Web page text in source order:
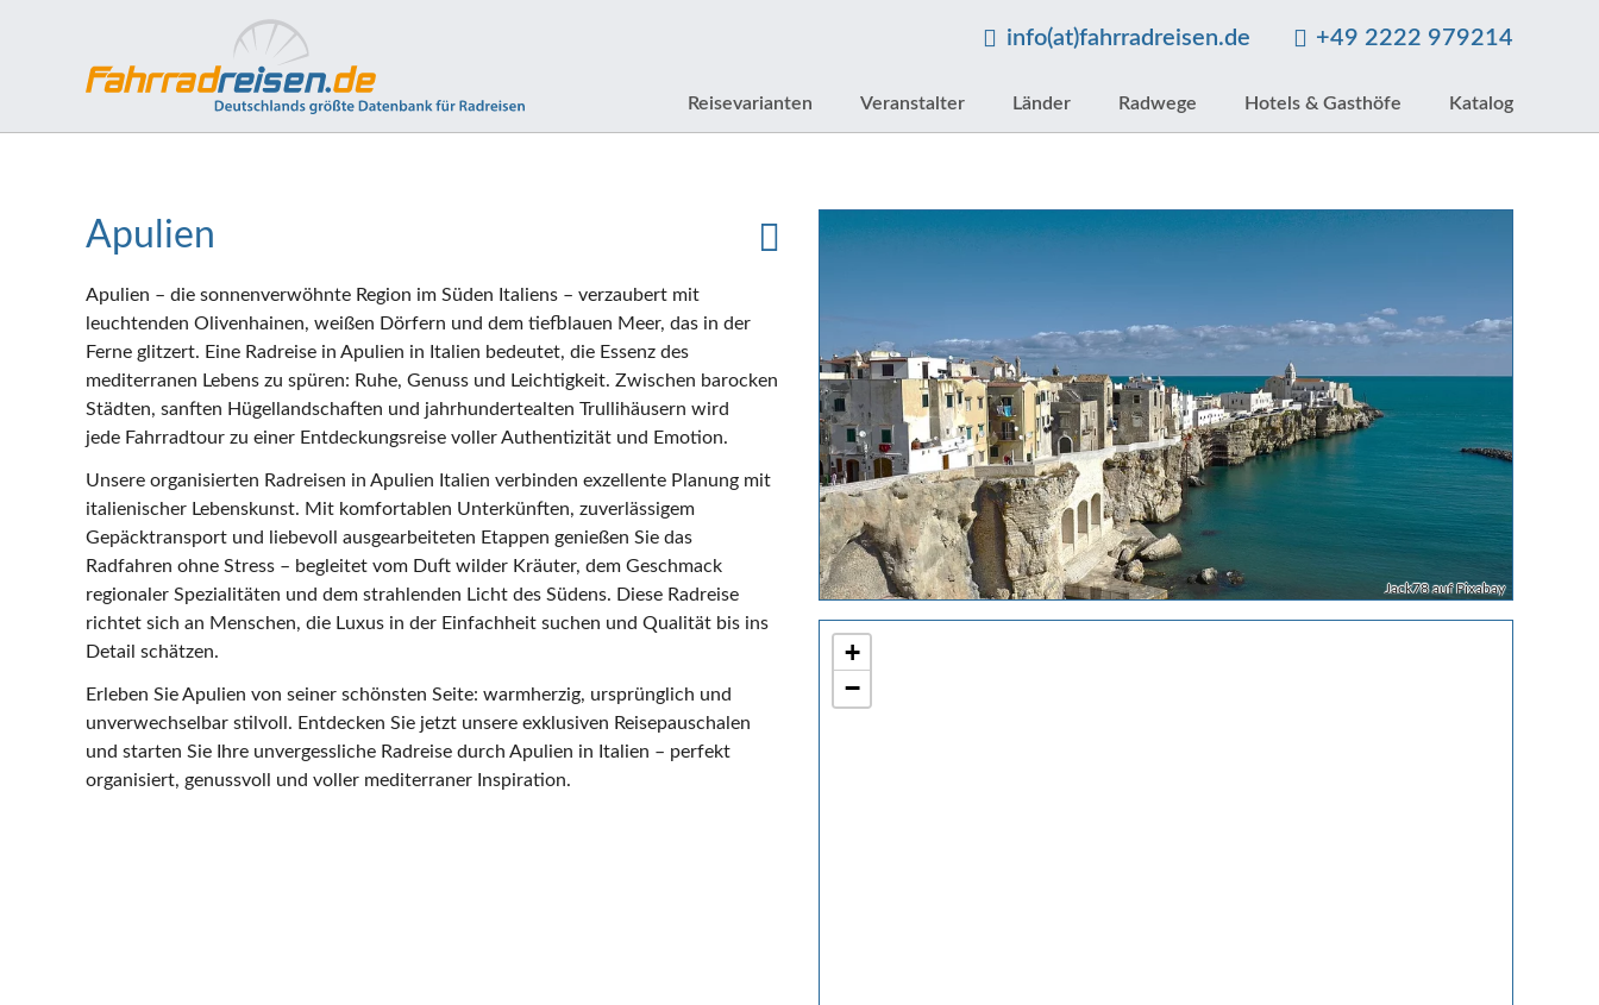
info(at)fahrradreisen.de +49 2222 979214
Reisevarianten Veranstalter Länder Radwege Hotels & Gasthöfe Katalog
Jack78 auf Pixabay
+
−
Apulien
Apulien – die sonnenverwöhnte Region im Süden Italiens – verzaubert mit
leuchtenden Olivenhainen, weißen Dörfern und dem tiefblauen Meer, das in der
Ferne glitzert. Eine Radreise in Apulien in Italien bedeutet, die Essenz des
mediterranen Lebens zu spüren: Ruhe, Genuss und Leichtigkeit. Zwischen barocken
Städten, sanften Hügellandschaften und jahrhundertealten Trullihäusern wird
jede Fahrradtour zu einer Entdeckungsreise voller Authentizität und Emotion.
Unsere organisierten Radreisen in Apulien Italien verbinden exzellente Planung mit
italienischer Lebenskunst. Mit komfortablen Unterkünften, zuverlässigem
Gepäcktransport und liebevoll ausgearbeiteten Etappen genießen Sie das
Radfahren ohne Stress – begleitet vom Duft wilder Kräuter, dem Geschmack
regionaler Spezialitäten und dem strahlenden Licht des Südens. Diese Radreise
richtet sich an Menschen, die Luxus in der Einfachheit suchen und Qualität bis ins
Detail schätzen.
Erleben Sie Apulien von seiner schönsten Seite: warmherzig, ursprünglich und
unverwechselbar stilvoll. Entdecken Sie jetzt unsere exklusiven Reisepauschalen
und starten Sie Ihre unvergessliche Radreise durch Apulien in Italien – perfekt
organisiert, genussvoll und voller mediterraner Inspiration.